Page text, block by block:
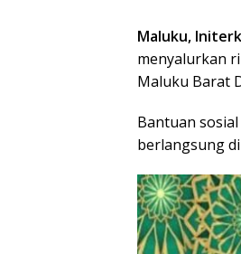
Maluku,
menyalurkan
Maluku Barat
Bantuan
berlangsung